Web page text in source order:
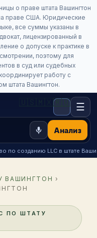
о праве штата Вашингтон
праве США. Юридические
все суммы указаны в
лицензированный в
о допуске к практике в
поэтому для
в суд или судебных
работу с
штата Вашингтон.
Анализ
🇷🇺 ☰
по созданию LLC в штате
ВАШИНГТОН ›
ПО ШТАТУ